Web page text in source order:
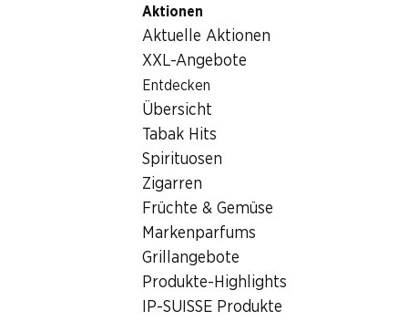
Aktionen
Aktuelle Aktionen
XXL-Angebote
Entdecken
Übersicht
Tabak Hits
Spirituosen
Zigarren
Früchte & Gemüse
Markenparfums
Grillangebote
Produkte-Highlights
IP-SUISSE Produkte
Getränke/Säfte
Denner Mineralwasser